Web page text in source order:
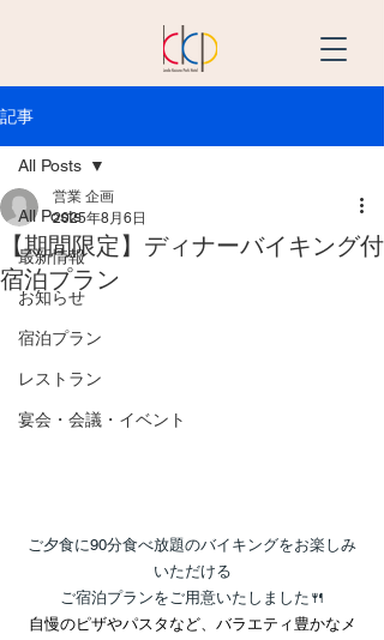
記事
All Posts
最新情報
お知らせ
宿泊プラン
レストラン
宴会・会議・イベント
All Posts
【期間限定】ディナーバイキング付
宿泊プラン
営業 企画
2025年8月6日
ご夕食に90分食べ放題のバイキングをお楽しみ
いただける
ご宿泊プランをご用意いたしました🍴
自慢のピザやパスタなど、バラエティ豊かなメ